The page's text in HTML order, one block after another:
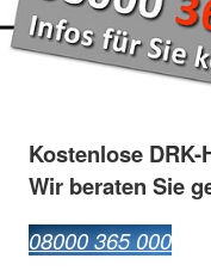
Kostenlose DRK-
Wir beraten Sie
08000 365 000